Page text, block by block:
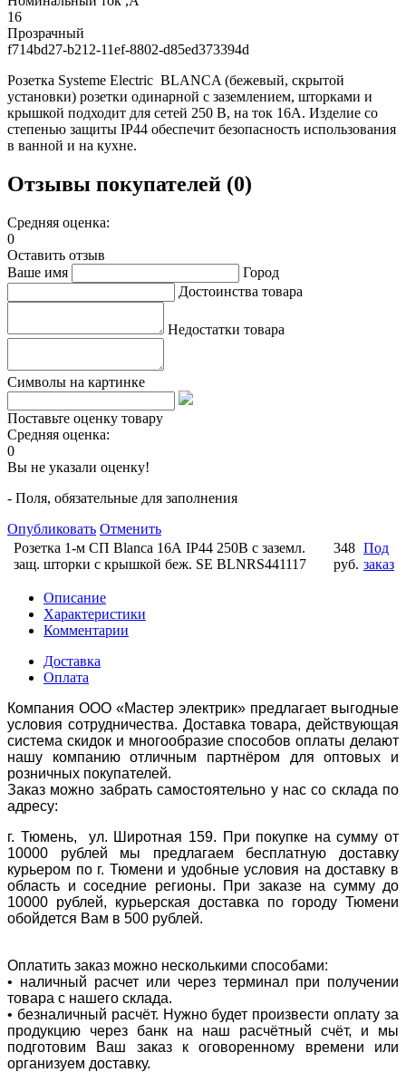
16
Прозрачный
f714bd27-b212-11ef-8802-d85ed373394d
Розетка Systeme Electric BLANCA (бежевый, скрытой
установки) розетки одинарной с заземлением, шторками и
крышкой подходит для сетей 250 В, на ток 16А. Изделие со
степенью защиты IP44 обеспечит безопасность использования
в ванной и на кухне.
Отзывы покупателей (0)
Средняя оценка:
0
Оставить отзыв
Ваше имя
Город
Достоинства товара
Недостатки товара
Символы на картинке
Поставьте оценку товару
Средняя оценка:
0
Вы не указали оценку!
- Поля, обязательные для заполнения
Опубликовать Отменить
Розетка 1-м СП Blanca 16А IP44 250В с заземл.
защ. шторки с крышкой беж. SE BLNRS441117
348
руб.
Под
заказ
Описание
Характеристики
Комментарии
Доставка
Оплата
Компания ООО «Мастер электрик» предлагает выгодные
условия сотрудничества. Доставка товара, действующая
система скидок и многообразие способов оплаты делают
нашу компанию отличным партнёром для оптовых и
розничных покупателей.
Заказ можно забрать самостоятельно у нас со склада по
адресу:
г. Тюмень, ул. Широтная 159. При покупке на сумму от
10000 рублей мы предлагаем бесплатную доставку
курьером по г. Тюмени и удобные условия на доставку в
область и соседние регионы. При заказе на сумму до
10000 рублей, курьерская доставка по городу Тюмени
обойдется Вам в 500 рублей.
Оплатить заказ можно несколькими способами:
• наличный расчет или через терминал при получении
товара с нашего склада.
• безналичный расчёт. Нужно будет произвести оплату за
продукцию через банк на наш расчётный счёт, и мы
подготовим Ваш заказ к оговоренному времени или
организуем доставку.